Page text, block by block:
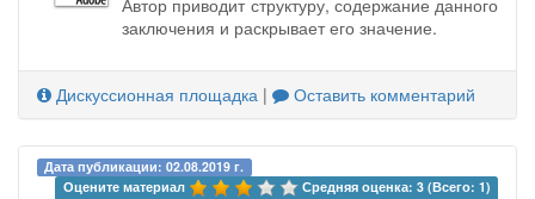
Автор приводит структуру, содержание данного
заключения и раскрывает его значение.
Дискуссионная площадка | Оставить комментарий
Дата публикации: 02.08.2019 г.
Оцените материал
Средняя оценка: 3 (Всего: 1)